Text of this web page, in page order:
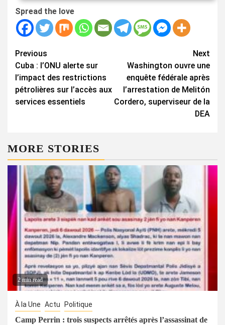
Spread the love
Continue
Reading
Previous
Cuba : l’ONU alerte sur
l’impact des restrictions
pétrolières sur l’accès aux
services essentiels
Next
Washington ouvre une
enquête fédérale après
l’arrestation de Melitón
Cordero, superviseur de la
DEA
MORE STORIES
2 min read
À la Une Actu Politique
Camp Perrin : trois suspects arrêtés après l’assassinat de